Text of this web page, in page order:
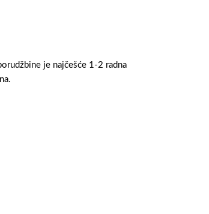
je najčešće 1-2 radna